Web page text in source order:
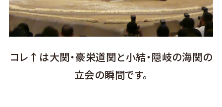
コレ↑は大関・豪栄道関と小結・隠岐の海関の
立会の瞬間です。